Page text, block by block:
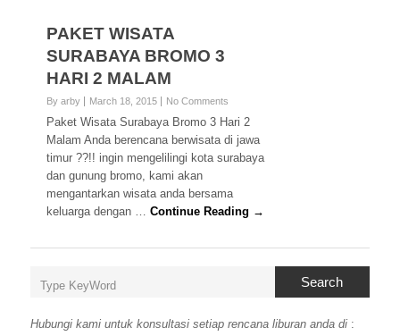
PAKET WISATA
SURABAYA BROMO 3
HARI 2 MALAM
By arby March 18, 2015 No Comments
Paket Wisata Surabaya Bromo 3 Hari 2
Malam Anda berencana berwisata di jawa
timur ??!! ingin mengelilingi kota surabaya
dan gunung bromo, kami akan
mengantarkan wisata anda bersama
keluarga dengan …Continue Reading →
Search
Hubungi kami untuk konsultasi setiap rencana liburan anda di :